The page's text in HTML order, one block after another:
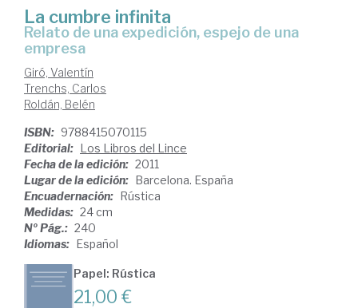
La cumbre infinita
relato de una expedición, espejo de una
empresa
Giró, Valentín
Trenchs, Carlos
Roldán, Belén
ISBN: 9788415070115
Editorial: Los Libros del Lince
Fecha de la edición: 2011
Lugar de la edición: Barcelona. España
Encuadernación: Rústica
Medidas: 24 cm
Nº Pág.: 240
Idiomas: Español
Papel: Rústica
21,00 €